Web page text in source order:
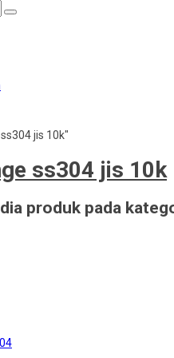
jis 10k"
ss304 jis 10k
produk pada